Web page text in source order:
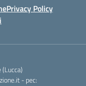
Privacy Policy
- pec: